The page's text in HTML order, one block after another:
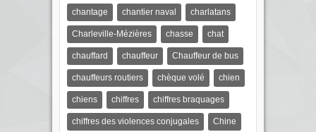
chantage chantier naval charlatans
Charleville-Mézières chasse chat
chauffard chauffeur Chauffeur de bus
chauffeurs routiers chèque volé chien
chiens chiffres chiffres braquages
chiffres des violences conjugales Chine